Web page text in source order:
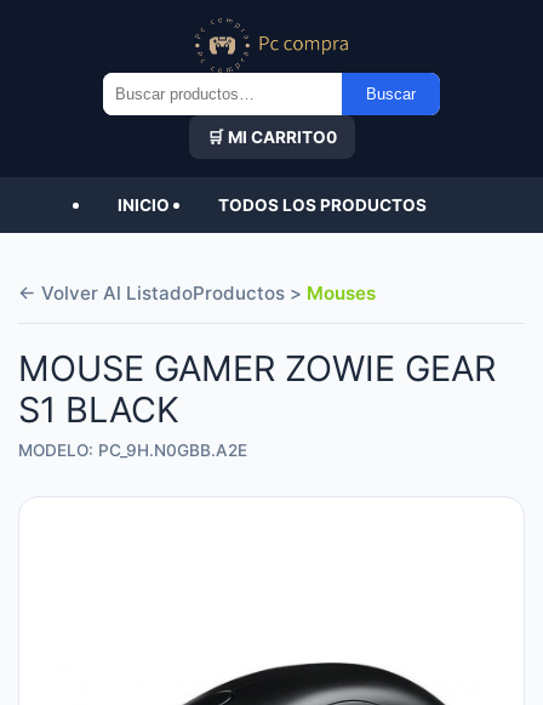
Buscar
por:
Buscar
🛒 MI CARRITO0
INICIO TODOS LOS PRODUCTOS
← Volver Al ListadoProductos > Mouses
MOUSE GAMER ZOWIE GEAR
S1 BLACK
MODELO: PC_9H.N0GBB.A2E